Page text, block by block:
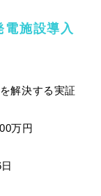
電施設導入
解決する実証
万円